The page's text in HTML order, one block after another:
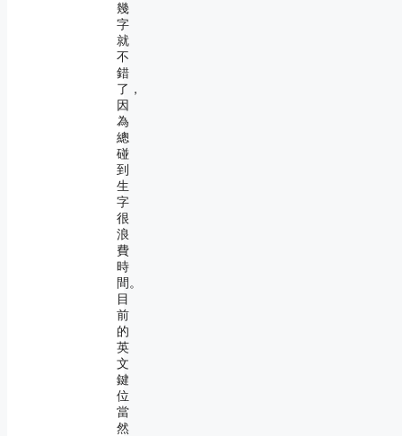
幾
字
就
不
錯
了，
因
為
總
碰
到
生
字
很
浪
費
時
間。
目
前
的
英
文
鍵
位
當
然